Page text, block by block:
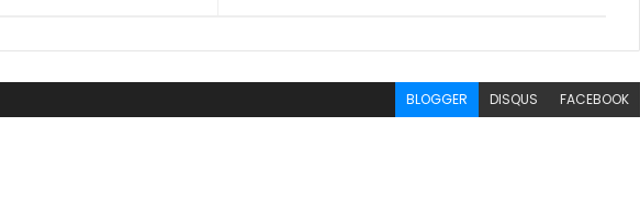
BLOGGER DISQUS FACEBOOK